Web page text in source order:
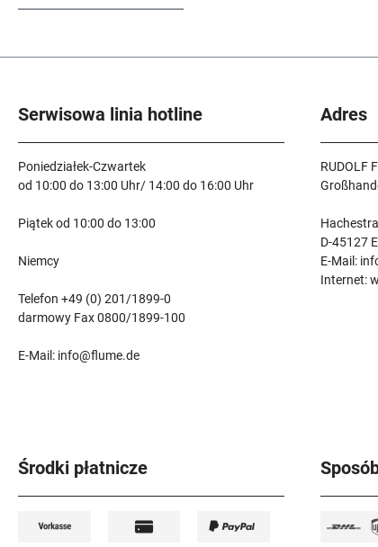
Serwisowa linia hotline
Poniedziałek-Czwartek
od 10:00 do 13:00 Uhr/ 14:00 do 16:00 Uhr
Piątek od 10:00 do 13:00
Niemcy
Telefon +49 (0) 201/1899-0
darmowy Fax 0800/1899-100
E-Mail: info@flume.de
Adres
RUDOLF
D-45127
E-Mail:
Internet:
Środki płatnicze